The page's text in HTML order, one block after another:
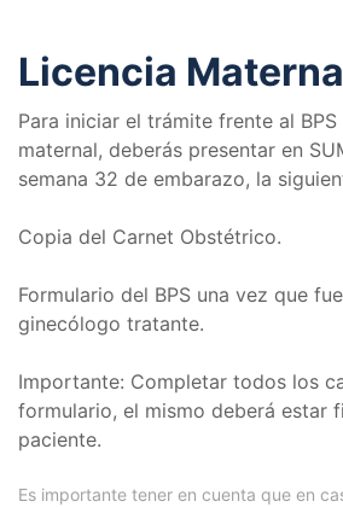
Licencia
Para iniciar el trámite frente al
maternal, deberás presentar en
semana 32 de embarazo, la
Copia del Carnet Obstétrico.
Formulario del BPS una vez que
ginecólogo tratante.
Importante: Completar todos los
formulario, el mismo deberá estar
paciente.
Es importante tener en cuenta que en